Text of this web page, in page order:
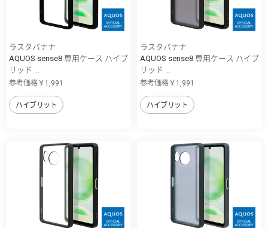
ラスタバナナ
AQUOS sense8 専用ケース ハイブ
リッド ...
参考価格￥1,991
ハイブリット
ラスタバナナ
AQUOS sense8 専用ケース ハイブ
リッド ...
参考価格￥1,991
ハイブリット